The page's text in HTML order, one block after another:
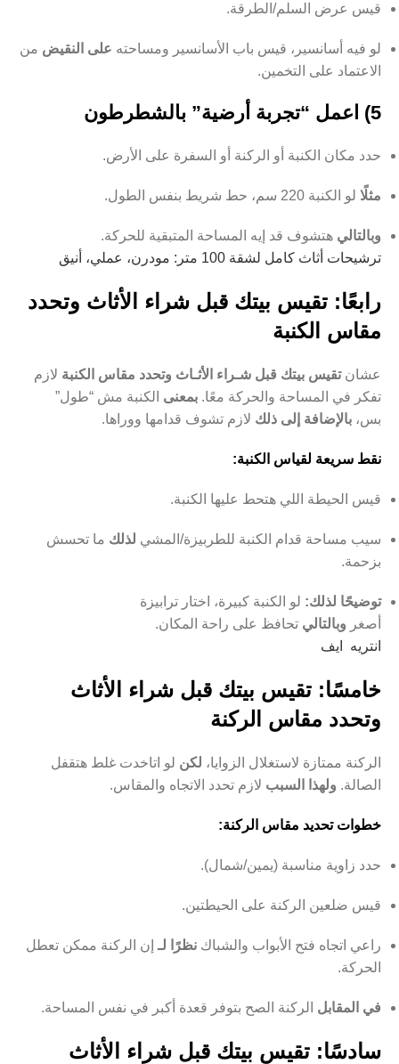
قيس عرض السلم/الطرقة.
لو فيه أسانسير، قيس باب الأسانسير ومساحته على النقيض من
الاعتماد على التخمين.
5) اعمل “تجربة أرضية” بالشطرطون
حدد مكان الكنبة أو الركنة أو السفرة على الأرض.
مثلًا لو الكنبة 220 سم، حط شريط بنفس الطول.
وبالتالي هتشوف قد إيه المساحة المتبقية للحركة.
ترشيحات أثاث كامل لشقة 100 متر: مودرن، عملي، أنيق
رابعًا: تقيس بيتك قبل شراء الأثاث وتحدد
مقاس الكنبة
عشانتقيس بيتك قبل شـراء الأثـاث وتحدد مقاس الكنبة لازم
تفكر في المساحة والحركة معًا. بمعنى الكنبة مش “طول”
بس، بالإضافة إلى ذلك لازم تشوف قدامها ووراها.
نقط سريعة لقياس الكنبة:
قيس الحيطة اللي هتحط عليها الكنبة.
سيب مساحة قدام الكنبة للطربيزة/المشي لذلك ما تحسش
بزحمة.
توضيحًا لذلك: لو الكنبة كبيرة، اختار ترابيزة
أصغر وبالتالي تحافظ على راحة المكان.
انتريه ايف
خامسًا: تقيس بيتك قبل شراء الأثاث
وتحدد مقاس الركنة
الركنة ممتازة لاستغلال الزوايا، لكن لو اتاخدت غلط هتقفل
الصالة. ولهذا السبب لازم تحدد الاتجاه والمقاس.
خطوات تحديد مقاس الركنة:
حدد زاوية مناسبة (يمين/شمال).
قيس ضلعين الركنة على الحيطتين.
راعي اتجاه فتح الأبواب والشباك نظرًا لـ إن الركنة ممكن تعطل
الحركة.
في المقابل الركنة الصح بتوفر قعدة أكبر في نفس المساحة.
سادسًا: تقيس بيتك قبل شراء الأثاث